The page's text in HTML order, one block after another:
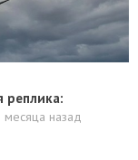
реплика:
назад